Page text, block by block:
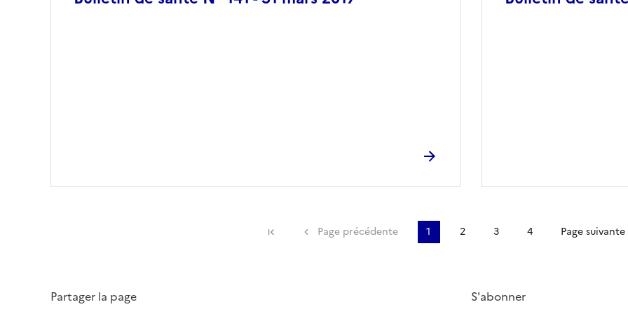
Première page
Page précédente 1 2 3 4 Page suivante
Partager la page S'abonner